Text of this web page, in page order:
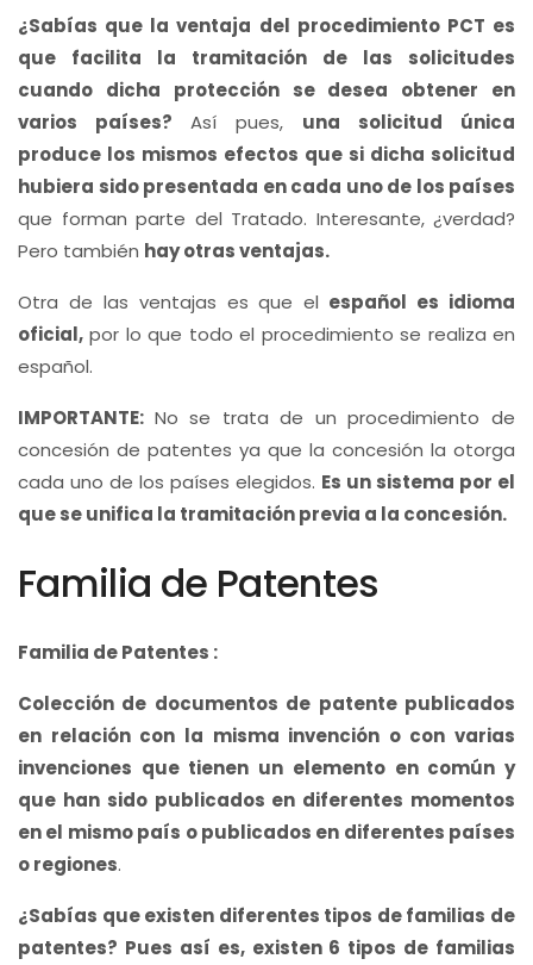
¿Sabías que la ventaja del procedimiento PCT es
que facilita la tramitación de las solicitudes
cuando dicha protección se desea obtener en
varios países? Así pues, una solicitud única
produce los mismos efectos que si dicha solicitud
hubiera sido presentada en cada uno de los países
que forman parte del Tratado. Interesante, ¿verdad?
Pero también hay otras ventajas.
Otra de las ventajas es que el español es idioma
oficial, por lo que todo el procedimiento se realiza en
español.
IMPORTANTE: No se trata de un procedimiento de
concesión de patentes ya que la concesión la otorga
cada uno de los países elegidos. Es un sistema por el
que se unifica la tramitación previa a la concesión.
Familia de Patentes
Familia de Patentes :
Colección de documentos de patente publicados
en relación con la misma invención o con varias
invenciones que tienen un elemento en común y
que han sido publicados en diferentes momentos
en el mismo país o publicados en diferentes países
o regiones.
¿Sabías que existen diferentes tipos de familias de
patentes? Pues así es, existen 6 tipos de familias